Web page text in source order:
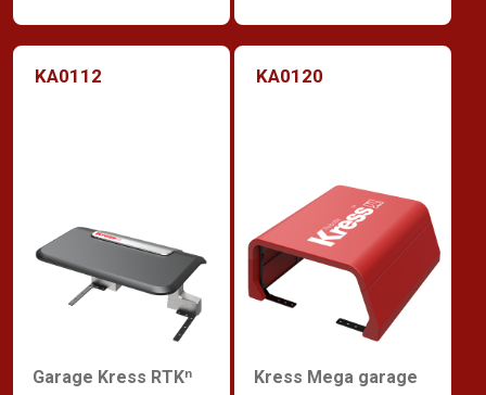
KA0112
Garage Kress RTKⁿ
KA0120
Kress Mega garage